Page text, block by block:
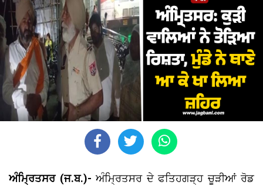
ਅੰਮ੍ਰਿਤਸਰ (ਜ.ਬ.)- ਅੰਮ੍ਰਿਤਸਰ ਦੇ ਫਤਿਹਗੜ੍ਹ ਚੂੜੀਆਂ ਰੋਡ